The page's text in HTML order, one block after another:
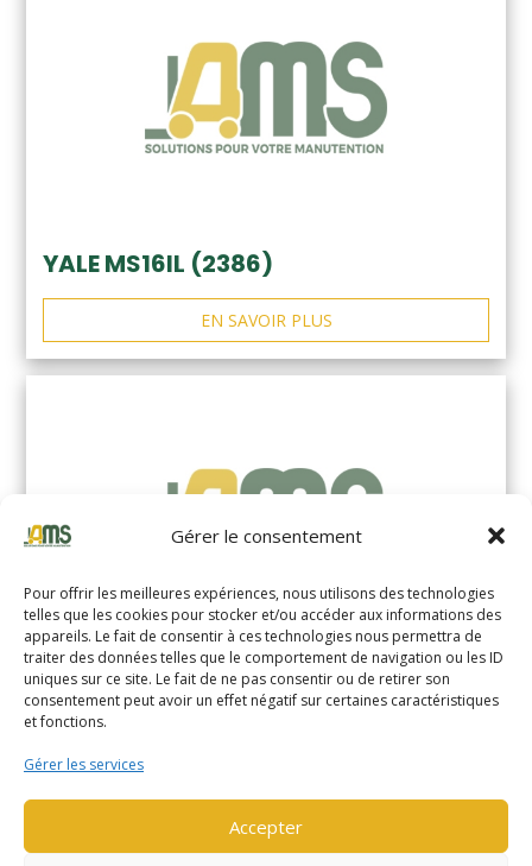
Gérer le consentement
Pour offrir les meilleures expériences, nous utilisons des technologies
telles que les cookies pour stocker et/ou accéder aux informations des
appareils. Le fait de consentir à ces technologies nous permettra de
traiter des données telles que le comportement de navigation ou les ID
uniques sur ce site. Le fait de ne pas consentir ou de retirer son
consentement peut avoir un effet négatif sur certaines caractéristiques
et fonctions.
Gérer les services
Accepter
YALE MS16IL (2386)
EN SAVOIR PLUS
YALE MS14XIL (2510)